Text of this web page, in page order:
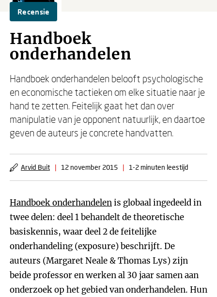
Recensie
Handboek
onderhandelen
Handboek onderhandelen belooft psychologische
en economische tactieken om elke situatie naar je
hand te zetten. Feitelijk gaat het dan over
manipulatie van je opponent natuurlijk, en daartoe
geven de auteurs je concrete handvatten.
Arvid Buit | 12 november 2015 | 1-2 minuten leestijd
Handboek onderhandelenis globaal ingedeeld in
twee delen: deel 1 behandelt de theoretische
basiskennis, waar deel 2 de feitelijke
onderhandeling (exposure) beschrijft. De
auteurs (Margaret Neale & Thomas Lys) zijn
beide professor en werken al 30 jaar samen aan
onderzoek op het gebied van onderhandelen. Hun